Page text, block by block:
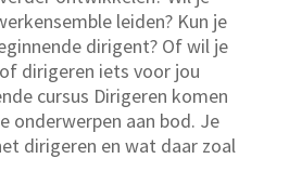
leiden? Kun je
dirigent? Of wil je
dirigeren iets voor jou
cursus Dirigeren komen
onderwerpen aan bod. Je
dirigeren en wat daar zoal